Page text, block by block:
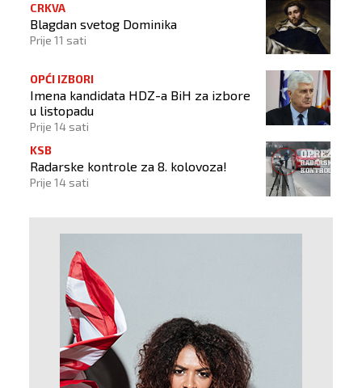
CRKVA
Blagdan svetog Dominika
Prije 11 sati
OPĆI IZBORI
Imena kandidata HDZ-a BiH za izbore
u listopadu
Prije 14 sati
KSB
Radarske kontrole za 8. kolovoza!
Prije 14 sati